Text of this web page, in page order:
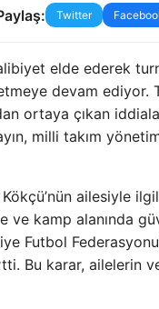
Twitter
elde ederek
devam ediyor.
ortaya çıkan
milli takım
ailesiyle
ve kamp alanında
Futbol
Bu karar, ailelerin